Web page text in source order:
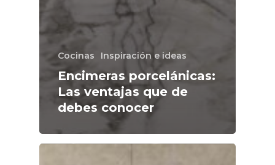
Cocinas Inspiración e ideas
Encimeras porcelánicas:
Las ventajas que de
debes conocer